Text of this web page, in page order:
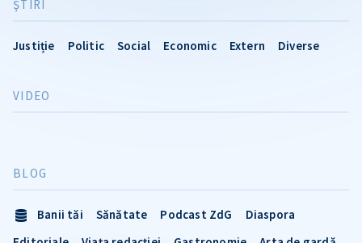
ŞTIRI
Justiție Politic Social Economic Extern Diverse
VIDEO
BLOG
Banii tăi Sănătate Podcast ZdG
Diaspora